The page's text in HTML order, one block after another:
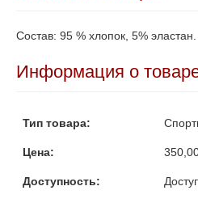
Состав: 95 % хлопок, 5%
Информация о
Тип товара:
Цена:
Доступность: